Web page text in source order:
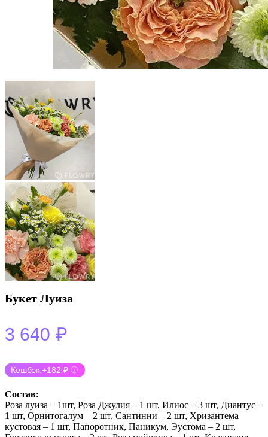
Букет Луиза
3 640 ₽
Кешбэк:+182 ₽ ⓘ
Состав:
Роза луиза – 1шт, Роза Джулия – 1 шт, Илиос – 3 шт, Диантус –
1 шт, Орнитогалум – 2 шт, Сантинни – 2 шт, Хризантема
кустовая – 1 шт, Папоротник, Паникум, Эустома – 2 шт,